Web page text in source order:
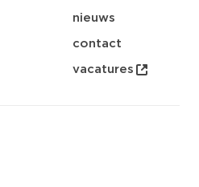
nieuws
contact
vacatures